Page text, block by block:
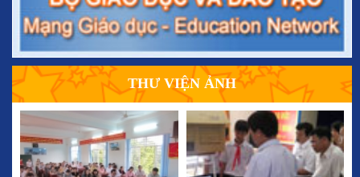
THƯ VIỆN ẢNH